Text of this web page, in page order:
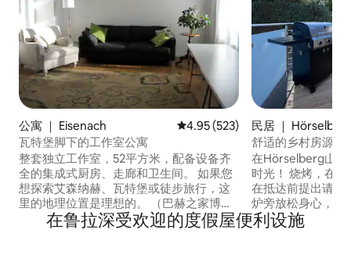
公寓 ｜ Eisenach 平均评分 4.95 分（满分 5 分），
4.95 (523)
瓦特堡脚下的工作室公寓
整套独立工作室，52平方米，配备设备齐
全的集成式厨房、走廊和卫生间。 如果您
想探索艾森纳赫、瓦特堡或徒步旅行，这
里的地理位置是理想的。 （巴赫之家博物
馆、市场和 路德之家10-15分钟。，瓦特
堡：约35分钟（森林小径），火车站：约
民居 ｜
舒适的乡村房源，
宠物
在Hörselberg山脚
时光！ 烧烤，在
在抵达前提出请求
炉旁放松身心，并
们准备的舒适床铺） 现场提供免费停
和免费电动汽车充电。 探索🌲 探
在鲁拉深受欢迎的度假屋便利设施